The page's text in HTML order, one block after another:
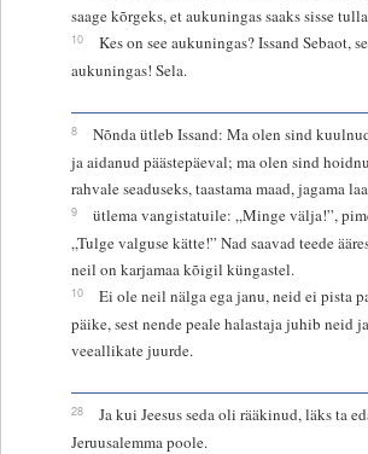
saage kõrgeks, et aukuningas saaks sisse
10
Kes on see aukuningas? Issand Sebaot,
aukuningas! Sela.
8
Nõnda ütleb Issand: Ma olen sind
ja aidanud päästepäeval; ma olen sind
rahvale seaduseks, taastama maad, jagama
9
ütlema vangistatuile: „Minge välja!”,
„Tulge valguse kätte!” Nad saavad teede
neil on karjamaa kõigil küngastel.
10
Ei ole neil nälga ega janu, neid ei pista
päike, sest nende peale halastaja juhib neid
veeallikate juurde.
28
Ja kui Jeesus seda oli rääkinud, läks ta
Jeruusalemma poole.